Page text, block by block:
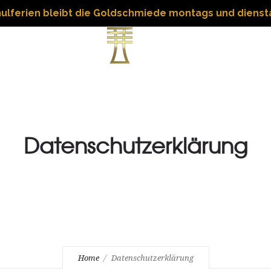
bleibt die Goldschmiede montags und
Datenschutzerklärung
Home Datenschutzerklärung